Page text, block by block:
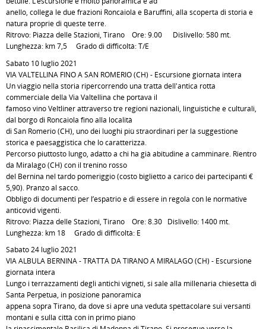
anello, collega le due frazioni Roncaiola e Baruffini, alla scoperta di storia e
natura proprie di queste terre.
Ritrovo: Piazza delle Stazioni, Tirano Ore: 9.00 Dislivello: 580 mt.
Lunghezza: km 7,5 Grado di difficoltà: T/E
Sabato 10 luglio 2021
VIA VALTELLINA FINO A SAN ROMERIO (CH) - Escursione giornata intera
Un viaggio nella storia ripercorrendo una tratta dell'antica rotta
commerciale della Via Valtellina che portava il
famoso vino Veltliner attraverso tre regioni nazionali, linguistiche e culturali,
dal borgo di Roncaiola fino alla località
di San Romerio (CH), uno dei luoghi più straordinari per la suggestione
storica e paesaggistica che lo caratterizza.
Percorso piuttosto lungo, adatto a chi ha già abitudine a camminare. Rientro
da Miralago (CH) con il trenino rosso
del Bernina nel tardo pomeriggio (costo biglietto a carico dei partecipanti €
5,90). Pranzo al sacco.
Obbligo di documenti per l’espatrio e di essere in regola con le normative
anticovid vigenti.
Ritrovo: Piazza delle Stazioni, Tirano Ore: 8.30 Dislivello: 1400 mt.
Lunghezza: km 18 Grado di difficoltà: E
Sabato 24 luglio 2021
VIA ALBULA BERNINA - TRATTA DA TIRANO A MIRALAGO (CH) - Escursione
giornata intera
Lungo i terrazzamenti degli antichi vigneti, si sale alla millenaria chiesetta di
Santa Perpetua, in posizione panoramica
appena sopra Tirano, da dove si apre una veduta spettacolare sui versanti
montani e sulla città con in primo piano